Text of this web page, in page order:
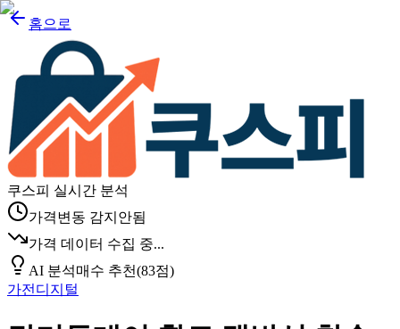
홈으로
쿠스피 실시간 분석
가격변동 감지안됨
가격 데이터 수집 중...
AI 분석매수 추천(83점)
가전디지털